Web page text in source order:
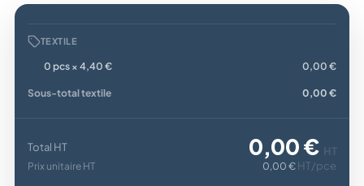
TEXTILE
0 pcs × 4,40 € 0,00 €
Sous-total textile 0,00 €
Total HT 0,00 € HT
Prix unitaire HT 0,00 € HT/pce